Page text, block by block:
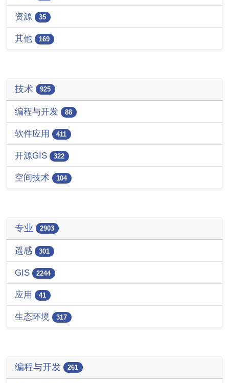
资源 35
其他 169
技术 925
编程与开发 88
软件应用 411
开源GIS 322
空间技术 104
专业 2903
遥感 301
GIS 2244
应用 41
生态环境 317
编程与开发 261